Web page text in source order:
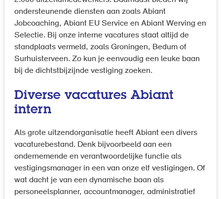
ondersteunende diensten aan zoals Abiant
Jobcoaching, Abiant EU Service en Abiant Werving en
Selectie. Bij onze interne vacatures staat altijd de
standplaats vermeld, zoals Groningen, Bedum of
Surhuisterveen. Zo kun je eenvoudig een leuke baan
bij de dichtstbijzijnde vestiging zoeken.
Diverse vacatures Abiant
intern
Als grote uitzendorganisatie heeft Abiant een divers
vacaturebestand. Denk bijvoorbeeld aan een
ondernemende en verantwoordelijke functie als
vestigingsmanager in een van onze elf vestigingen. Of
wat dacht je van een dynamische baan als
personeelsplanner, accountmanager, administratief